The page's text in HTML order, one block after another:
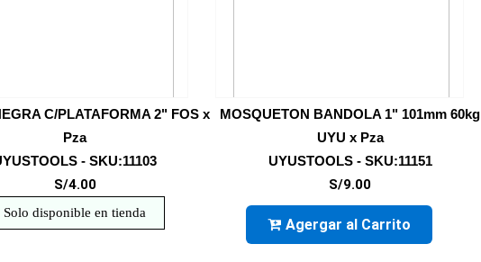
C/PLATAFORMA 2" FOS x
Pza
- SKU:11103
S/4.00
Solo disponible en tienda
MOSQUETON BANDOLA 1" 101mm 60kg
UYU x Pza
UYUSTOOLS - SKU:11151
S/9.00
Agergar al Carrito